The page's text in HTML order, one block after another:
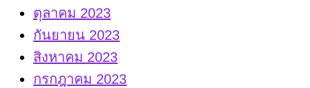
ตุลาคม 2023
กันยายน 2023
สิงหาคม 2023
กรกฎาคม 2023